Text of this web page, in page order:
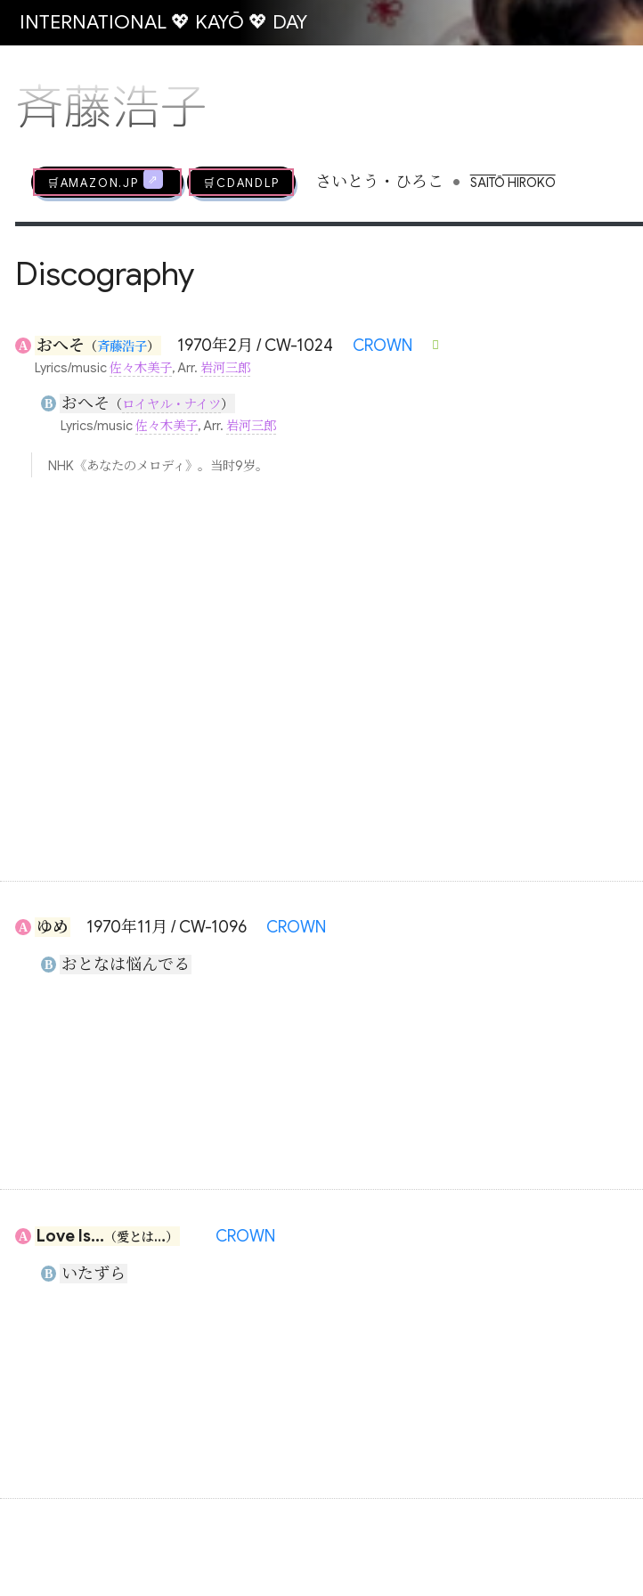
INTERNATIONAL 💖 KAYŌ 💖 DAY
斉藤浩子
🛒AMAZON.jp 🛒CDandLP さいとう・ひろこ • SAITŌ HIROKO
Discography
A おへそ （斉藤浩子） 1970年2月 / CW-1024 CROWN
Lyrics/music佐々木美子, Arr. 岩河三郎
B おへそ （ロイヤル・ナイツ）
Lyrics/music佐々木美子, Arr. 岩河三郎
NHK《あなたのメロディ》。当时9岁。
A ゆめ 1970年11月 / CW-1096 CROWN
B おとなは悩んでる
A Love Is... （愛とは…） CROWN
B いたずら